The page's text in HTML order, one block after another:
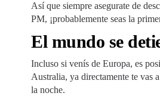
Así que siempre asegurate de
PM, ¡probablemente seas la
El mundo se
Incluso si venís de Europa, es
Australia, ya directamente te vas
la noche.